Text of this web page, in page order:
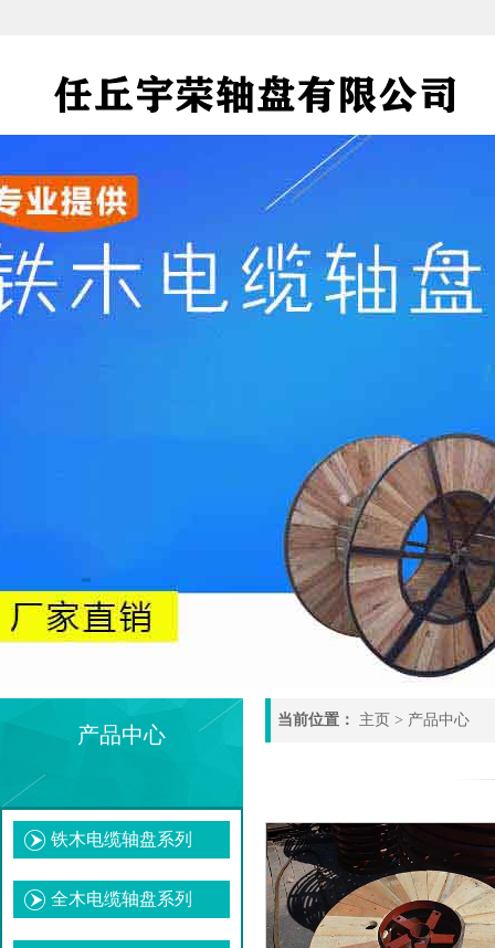
产品中心
铁木电缆轴盘系列
全木电缆轴盘系列
当前位置： 主页 > 产品中心